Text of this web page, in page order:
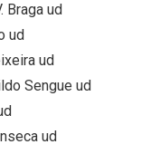
Braga ud
ud
ud
Sengue ud
ud